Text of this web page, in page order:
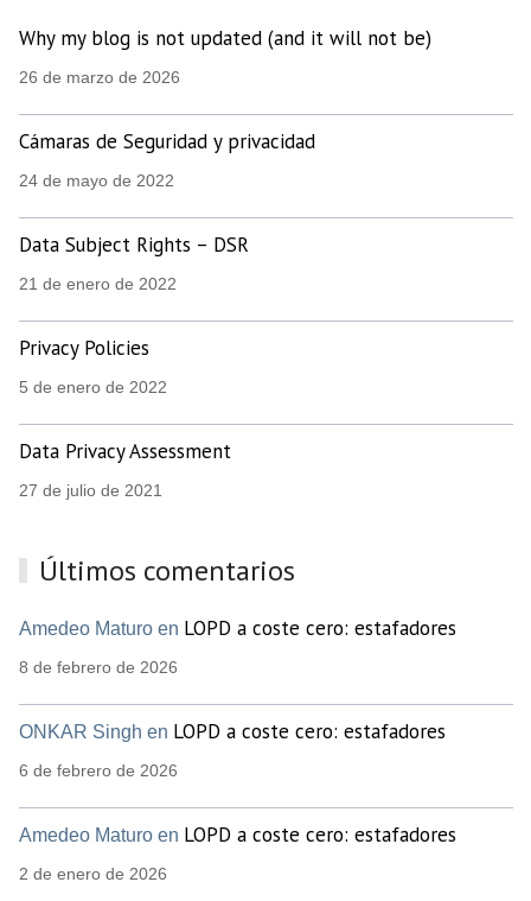
Why my blog is not updated (and it will not be)
26 de marzo de 2026
Cámaras de Seguridad y privacidad
24 de mayo de 2022
Data Subject Rights – DSR
21 de enero de 2022
Privacy Policies
5 de enero de 2022
Data Privacy Assessment
27 de julio de 2021
Últimos comentarios
Amedeo Maturo en LOPD a coste cero: estafadores
8 de febrero de 2026
ONKAR Singh en LOPD a coste cero: estafadores
6 de febrero de 2026
Amedeo Maturo en LOPD a coste cero: estafadores
2 de enero de 2026